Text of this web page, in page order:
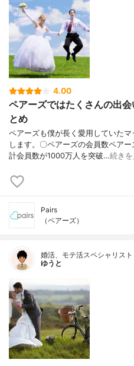
4.00
ペアーズではたくさんの出
とめ
ペアーズも僕が長く愛用していた
します。〇ペアーズの会員数ペア
計会員数が1000万人を突破…続き
Pairs
（ペアーズ）
婚活、モテ活スペシャリスト
ゆうと